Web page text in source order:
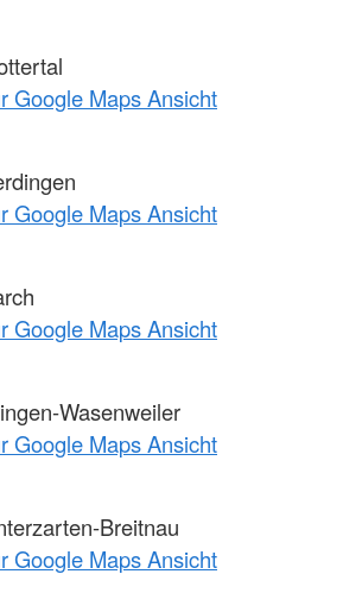
Google Maps Ansicht
Google Maps Ansicht
Google Maps Ansicht
Wasenweiler
Google Maps Ansicht
Breitnau
Google Maps Ansicht